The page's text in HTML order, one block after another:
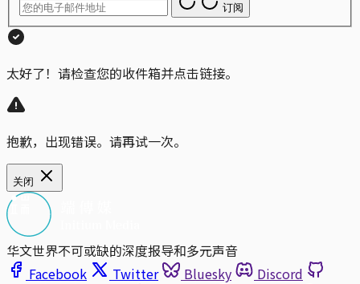
订阅
太好了！请检查您的收件箱并点击链接。
抱歉，出现错误。请再试一次。
关闭
华文世界不可或缺的深度报导和多元声音
Facebook
Twitter Bluesky
Discord